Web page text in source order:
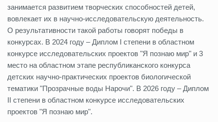
занимается развитием творческих способностей детей,
вовлекает их в научно-исследовательскую деятельность.
О результативности такой работы говорят победы в
конкурсах. В 2024 году – Диплом I степени в областном
конкурсе исследовательских проектов "Я познаю мир" и 3
место на областном этапе республиканского конкурса
детских научно-практических проектов биологической
тематики "Прозрачные воды Нарочи". В 2026 году – Диплом
II степени в областном конкурсе исследовательских
проектов "Я познаю мир".